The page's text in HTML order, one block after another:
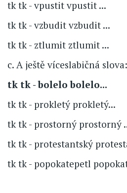
tk tk - vpustit vpustit ...
tk tk - vzbudit vzbudit ...
tk tk - ztlumit ztlumit ...
c. A ještě víceslabičná slova:
tk tk - bolelo bolelo...
tk tk - prokletý prokletý...
tk tk - prostorný prostorný
tk tk - protestantský
tk tk - popokatepetl